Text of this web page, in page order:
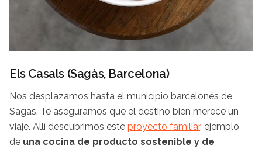
Els Casals (Sagàs, Barcelona)
Nos desplazamos hasta el municipio barcelonés de
Sagàs. Te aseguramos que el destino bien merece un
viaje. Allí descubrimos este proyecto familiar, ejemplo
de una cocina de producto sostenible y de